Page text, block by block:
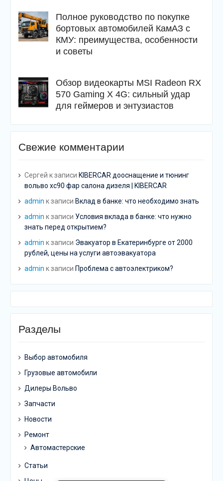
Полное руководство по покупке
бортовых автомобилей КамАЗ с
КМУ: преимущества, особенности
и советы
Обзор видеокарты MSI Radeon RX
570 Gaming X 4G: сильный удар
для геймеров и энтузиастов
Свежие комментарии
Сергей к записи KIBERCAR дооснащение и тюнинг
вольво хс90 фар салона дизеля | KIBERCAR
admin к записи Вклад в банке: что необходимо знать
admin к записи Условия вклада в банке: что нужно
знать перед открытием?
admin к записи Эвакуатор в Екатеринбурге от 2000
рублей, цены на услуги автоэвакуатора
admin к записи Проблема с автоэлектриком?
Разделы
Выбор автомобиля
Грузовые автомобили
Дилеры Вольво
Запчасти
Новости
Ремонт
Автомастерские
Статьи